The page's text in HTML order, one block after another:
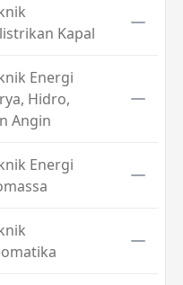
Kapal
Energi
Hidro,
Angin
Energi